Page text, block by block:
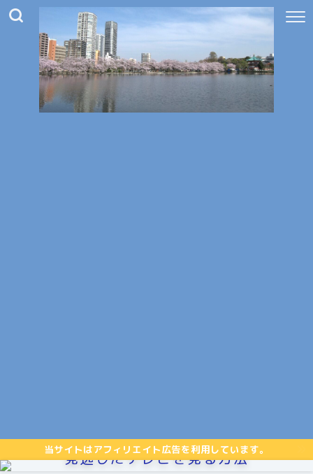
当サイトはアフィリエイト広告を利用しています。
見逃したテレビを見る方法